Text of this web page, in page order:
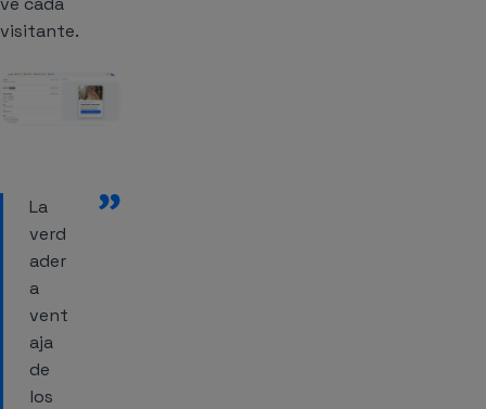
visitante.
”
La
verd
ader
a
vent
aja
de
los